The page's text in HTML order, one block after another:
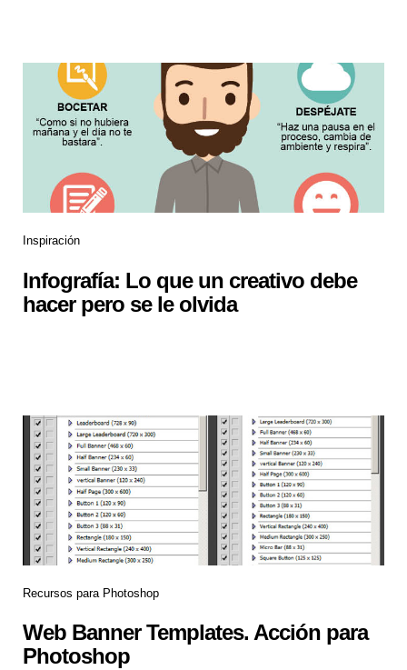
Inspiración
Infografía: Lo que un creativo debe
hacer pero se le olvida
Recursos para Photoshop
Web Banner Templates. Acción para
Photoshop